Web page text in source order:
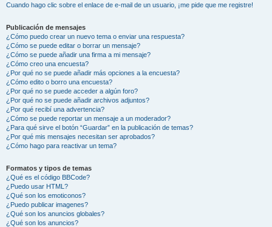
Cuando hago clic sobre el enlace de e-mail de un usuario, ¡me pide que me registre!
Publicación de mensajes
¿Cómo puedo crear un nuevo tema o enviar una respuesta?
¿Cómo se puede editar o borrar un mensaje?
¿Cómo se puede añadir una firma a mi mensaje?
¿Cómo creo una encuesta?
¿Por qué no se puede añadir más opciones a la encuesta?
¿Cómo edito o borro una encuesta?
¿Por qué no se puede acceder a algún foro?
¿Por qué no se puede añadir archivos adjuntos?
¿Por qué recibí una advertencia?
¿Cómo se puede reportar un mensaje a un moderador?
¿Para qué sirve el botón “Guardar” en la publicación de temas?
¿Por qué mis mensajes necesitan ser aprobados?
¿Cómo hago para reactivar un tema?
Formatos y tipos de temas
¿Qué es el código BBCode?
¿Puedo usar HTML?
¿Qué son los emoticonos?
¿Puedo publicar imagenes?
¿Qué son los anuncios globales?
¿Qué son los anuncios?